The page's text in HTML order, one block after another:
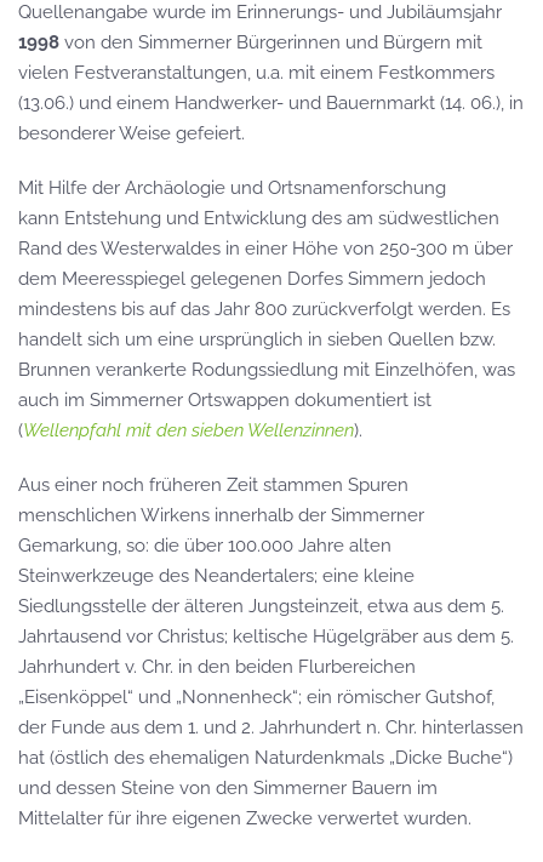
Quellenangabe wurde im Erinnerungs- und Jubiläumsjahr
1998 von den Simmerner Bürgerinnen und Bürgern mit
vielen Festveranstaltungen, u.a. mit einem Festkommers
(13.06.) und einem Handwerker- und Bauernmarkt (14. 06.), in
besonderer Weise gefeiert.
Mit Hilfe der Archäologie und Ortsnamenforschung
kann Entstehung und Entwicklung des am südwestlichen
Rand des Westerwaldes in einer Höhe von 250-300 m über
dem Meeresspiegel gelegenen Dorfes Simmern jedoch
mindestens bis auf das Jahr 800 zurückverfolgt werden. Es
handelt sich um eine ursprünglich in sieben Quellen bzw.
Brunnen verankerte Rodungssiedlung mit Einzelhöfen, was
auch im Simmerner Ortswappen dokumentiert ist
(Wellenpfahl mit den sieben Wellenzinnen).
Aus einer noch früheren Zeit stammen Spuren
menschlichen Wirkens innerhalb der Simmerner
Gemarkung, so: die über 100.000 Jahre alten
Steinwerkzeuge des Neandertalers; eine kleine
Siedlungsstelle der älteren Jungsteinzeit, etwa aus dem 5.
Jahrtausend vor Christus; keltische Hügelgräber aus dem 5.
Jahrhundert v. Chr. in den beiden Flurbereichen
„Eisenköppel“ und „Nonnenheck“; ein römischer Gutshof,
der Funde aus dem 1. und 2. Jahrhundert n. Chr. hinterlassen
hat (östlich des ehemaligen Naturdenkmals „Dicke Buche“)
und dessen Steine von den Simmerner Bauern im
Mittelalter für ihre eigenen Zwecke verwertet wurden.